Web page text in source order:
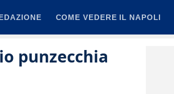
COME VEDERE IL NAPOLI
punzecchia